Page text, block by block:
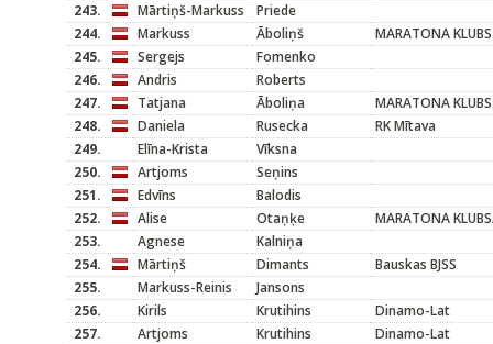
243.
Mārtiņš-Markuss
Priede
244.
Markuss Āboliņš
MARATONA KLUBS
245.
Sergejs
Fomenko
246.
Andris
Roberts
247.
Tatjana Āboliņa
MARATONA KLUBS
248.
Daniela Rusecka
RK Mītava
249.
Elīna-Krista
Vīksna
250.
Artjoms
Seņins
251.
Edvīns
Balodis
252.
Alise Otaņķe
MARATONA
253.
Agnese
Kalniņa
254.
Mārtiņš Dimants
Bauskas BJSS
255.
Markuss-Reinis
Jansons
256.
Kirils Krutihins
Dinamo-Lat
257.
Artjoms Krutihins
Dinamo-Lat